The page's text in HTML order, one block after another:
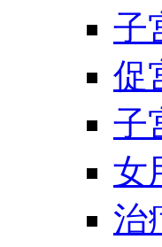
子
促
子
女
治